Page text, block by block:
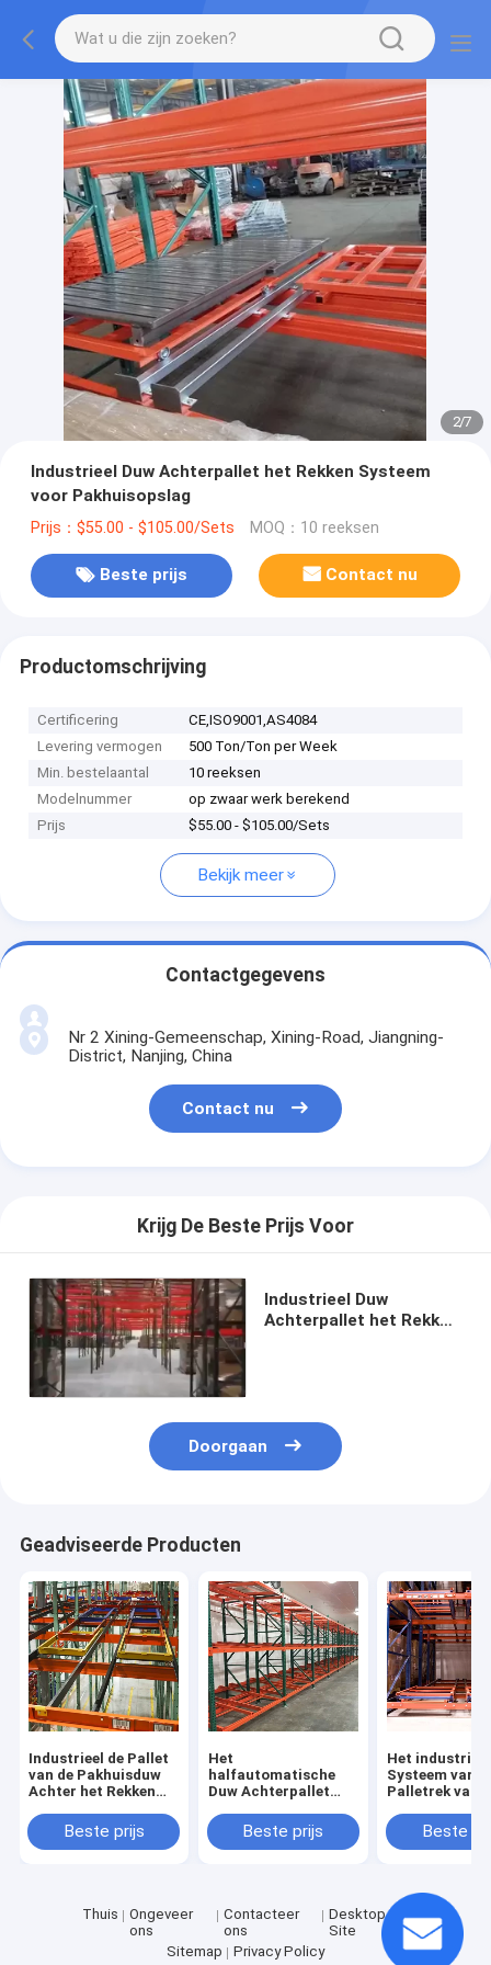
2/7
Industrieel Duw Achterpallet het Rekken Systeem
voor Pakhuisopslag
Prijs：$55.00 - $105.00/Sets MOQ：10 reeksen
Beste prijs Contact nu
Productomschrijving
Certificering
CE,ISO9001,AS4084
Levering vermogen
500 Ton/Ton per Week
Min. bestelaantal
10 reeksen
Modelnummer
op zwaar werk berekend
Prijs
$55.00 - $105.00/Sets
Bekijk meer
Contactgegevens
Nr 2 Xining-Gemeenschap, Xining-Road, Jiangning-
District, Nanjing, China
Contact nu
Krijg De Beste Prijs Voor
Industrieel Duw
Achterpallet het Rekken
Doorgaan
Geadviseerde Producten
Industrieel de Pallet
van de Pakhuisduw
Achter het Rekken
Beste prijs
Het
halfautomatische
Duw Achterpallet
dichtheidsopslag
Beste prijs
Het industriële
Systeem van
Palletrek van
met Hoogte -
Beste
Thuis
Ongeveer
ons
Contacteer
ons
Desktop
Site
Sitemap
Privacy Policy